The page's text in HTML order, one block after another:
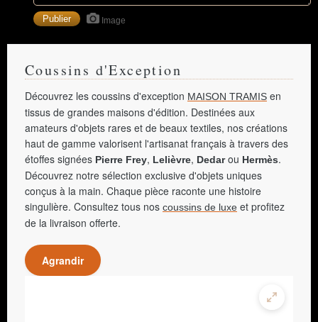
Image
Coussins d'Exception
Découvrez les coussins d'exception MAISON TRAMIS en
tissus de grandes maisons d'édition. Destinées aux
amateurs d'objets rares et de beaux textiles, nos créations
haut de gamme valorisent l'artisanat français à travers des
étoffes signées Pierre Frey, Lelièvre, Dedarou Hermès.
Découvrez notre sélection exclusive d'objets uniques
conçus à la main. Chaque pièce raconte une histoire
singulière. Consultez tous nos coussins de luxe et profitez
de la livraison offerte.
Agrandir